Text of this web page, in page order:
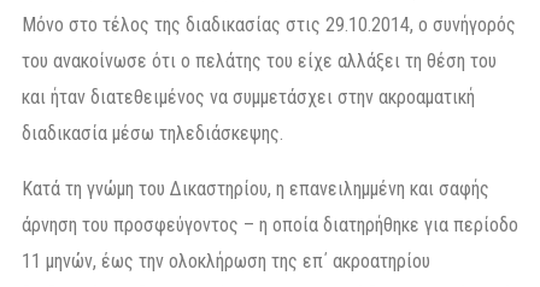
Μόνο στο τέλος της διαδικασίας στις 29.10.2014, ο συνήγορός
του ανακοίνωσε ότι ο πελάτης του είχε αλλάξει τη θέση του
και ήταν διατεθειμένος να συμμετάσχει στην ακροαματική
διαδικασία μέσω τηλεδιάσκεψης.
Κατά τη γνώμη του Δικαστηρίου, η επανειλημμένη και σαφής
άρνηση του προσφεύγοντος – η οποία διατηρήθηκε για περίοδο
11 μηνών, έως την ολοκλήρωση της επ΄ ακροατηρίου